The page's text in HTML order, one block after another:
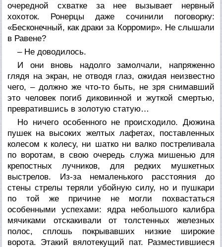
очередной схватке за нее вызывает нервный
хохоток. Ронерцы даже сочинили поговорку:
«Бесконечный, как драки за Корромир». Не слышали
в Равене?
– Не доводилось.
И они вновь надолго замолчали, напряженно
глядя на экран, не отводя глаз, ожидая неизвестно
чего, – должно же что-то быть, не зря снимавший
это человек погиб диковинной и жуткой смертью,
превратившись в золотую статую…
Но ничего особенного не происходило. Дюжина
пушек на высоких желтых лафетах, поставленных
колесом к колесу, ни шатко ни валко постреливала
по воротам, в свою очередь служа мишенью для
крепостных лучников, для редких мушкетных
выстрелов. Из-за немаленького расстояния до
стены стрелы теряли убойную силу, но и пушкари
по той же причине не могли похвастаться
особенными успехами: ядра небольшого калибра
мячиками отскакивали от толстенных железных
полос, сплошь покрывавших низкие широкие
ворота. Этакий вялотекущий пат. Разместившиеся